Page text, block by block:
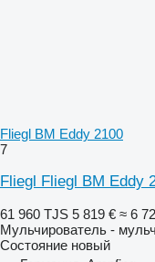
Fliegl BM Eddy 2100
7
Fliegl Fliegl BM Eddy
61 960 TJS 5 819 € ≈ 6
Мульчирователь -
Состояние новый